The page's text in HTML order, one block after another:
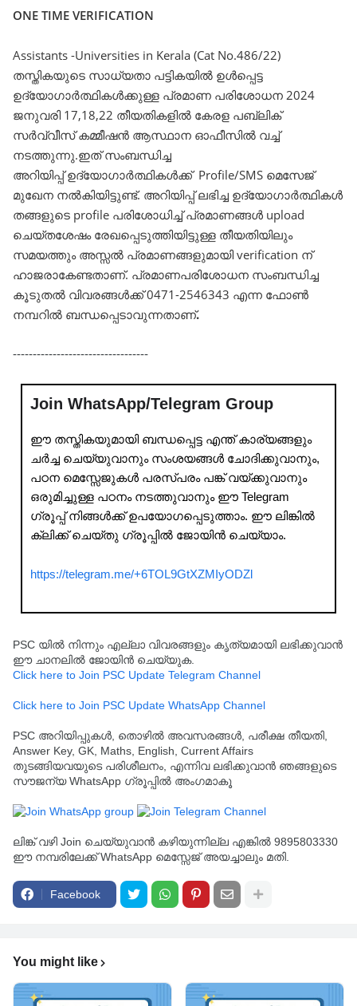
ONE TIME VERIFICATION
Assistants -Universities in Kerala (Cat No.486/22)
തസ്തികയുടെ സാധ്യതാ പട്ടികയിൽ ഉൾപ്പെട്ട
ഉദ്യോഗാർത്ഥികൾക്കുള്ള പ്രമാണ പരിശോധന 2024
ജനുവരി 17,18,22 തീയതികളിൽ കേരള പബ്ലിക്‌
സർവ്വീസ്‌ കമ്മീഷൻ ആസ്ഥാന ഓഫീസിൽ വച്ച്‌
നടത്തുന്നു.ഇത്‌ സംബന്ധിച്ച
അറിയിപ്പ്‌ഉദ്യോഗാർത്ഥികൾക്ക്‌ Profile/SMS മെസേജ്‌
മുഖേന നൽകിയിട്ടുണ്ട്‌. അറിയിപ്പ്‌ ലഭിച്ച ഉദ്യോഗാർത്ഥികൾ
തങ്ങളുടെ profile പരിശോധിച്ച്‌ പ്രമാണങ്ങൾ upload
ചെയ്തശേഷം രേഖപ്പെടുത്തിയിട്ടുള്ള തീയതിയിലും
സമയത്തും അസ്സൽ പ്രമാണങ്ങളുമായി verification ന്‌
ഹാജരാകേണ്ടതാണ്‌. പ്രമാണപരിശോധന സംബന്ധിച്ച
കൂടുതൽ വിവരങ്ങൾക്ക്‌ 0471-2546343 എന്ന ഫോൺ
നമ്പറിൽ ബന്ധപ്പെടാവുന്നതാണ്‌.
----------------------------------
Join WhatsApp/Telegram Group
ഈ തസ്തികയുമായി ബന്ധപ്പെട്ട എന്ത് കാര്യങ്ങളും
ചർച്ച ചെയ്യുവാനും സംശയങ്ങൾ ചോദിക്കുവാനും,
പഠന മെസ്സേജുകൾ പരസ്പരം പങ്ക് വയ്ക്കുവാനും
ഒരുമിച്ചുള്ള പഠനം നടത്തുവാനും ഈ Telegram
ഗ്രൂപ്പ് നിങ്ങൾക്ക് ഉപയോഗപ്പെടുത്താം. ഈ ലിങ്കിൽ
ക്ലിക്ക് ചെയ്തു ഗ്രൂപ്പിൽ ജോയിൻ ചെയ്യാം.
https://telegram.me/+6TOL9GtXZMIyODZl
PSC യിൽ നിന്നും എല്ലാ വിവരങ്ങളും കൃത്യമായി ലഭിക്കുവാൻ
ഈ ചാനലിൽ ജോയിൻ ചെയ്യുക.
Click here to Join PSC Update Telegram Channel
Click here to Join PSC Update WhatsApp Channel
PSC അറിയിപ്പുകൾ, തൊഴിൽ അവസരങ്ങൾ, പരീക്ഷ തീയതി,
Answer Key, GK, Maths, English, Current Affairs
തുടങ്ങിയവയുടെ പരിശീലനം, എന്നിവ ലഭിക്കുവാൻ ഞങ്ങളുടെ
സൗജന്യ WhatsApp ഗ്രൂപ്പിൽ അംഗമാകൂ
ലിങ്ക് വഴി Join ചെയ്യുവാൻ കഴിയുന്നില്ല എങ്കിൽ 9895803330
ഈ നമ്പരിലേക്ക് WhatsApp മെസ്സേജ് അയച്ചാലും മതി.
Facebook
You might like